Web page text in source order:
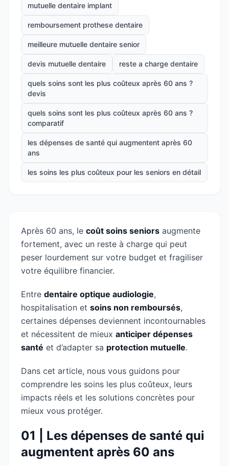
mutuelle dentaire implant
remboursement prothese dentaire
meilleure mutuelle dentaire senior
devis mutuelle dentaire reste a charge dentaire
quels soins sont les plus coûteux après 60 ans ?
devis
quels soins sont les plus coûteux après 60 ans ?
comparatif
les dépenses de santé qui augmentent après 60
ans
les soins les plus coûteux pour les seniors en détail
Après 60 ans, le coût soins seniors augmente
fortement, avec un reste à charge qui peut
peser lourdement sur votre budget et fragiliser
votre équilibre financier.
Entre dentaire optique audiologie,
hospitalisation et soins non remboursés,
certaines dépenses deviennent incontournables
et nécessitent de mieux anticiper dépenses
santé et d’adapter sa protection mutuelle.
Dans cet article, nous vous guidons pour
comprendre les soins les plus coûteux, leurs
impacts réels et les solutions concrètes pour
mieux vous protéger.
01 | Les dépenses de santé qui
augmentent après 60 ans